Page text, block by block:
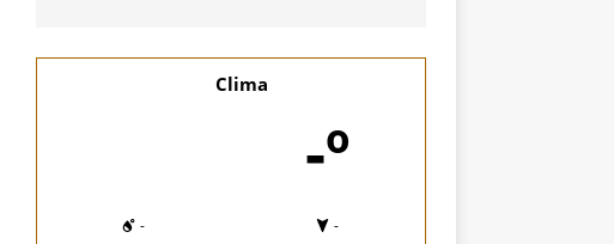
Clima
-º
-
-